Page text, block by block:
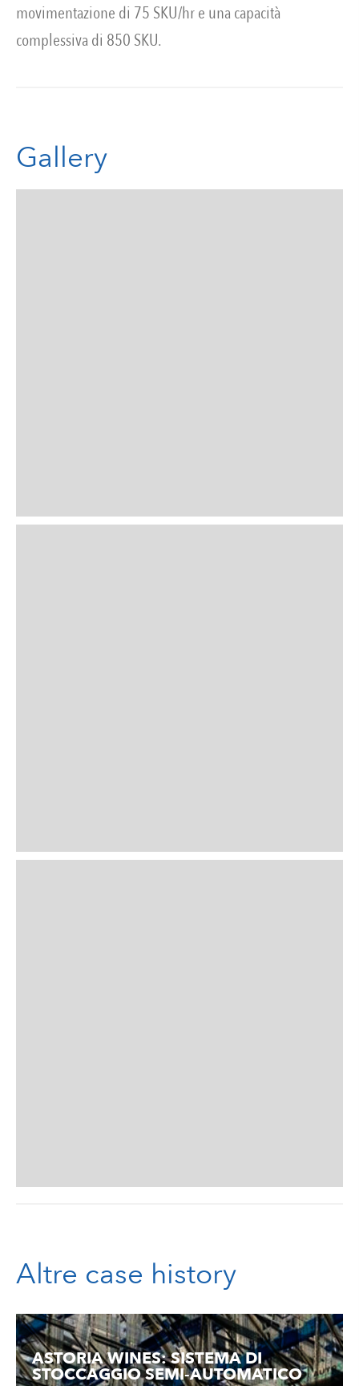
movimentazione di 75 SKU/hr e una capacità
complessiva di 850 SKU.
Gallery
Altre case history
ASTORIA WINES: SISTEMA DI
STOCCAGGIO SEMI-AUTOMATICO